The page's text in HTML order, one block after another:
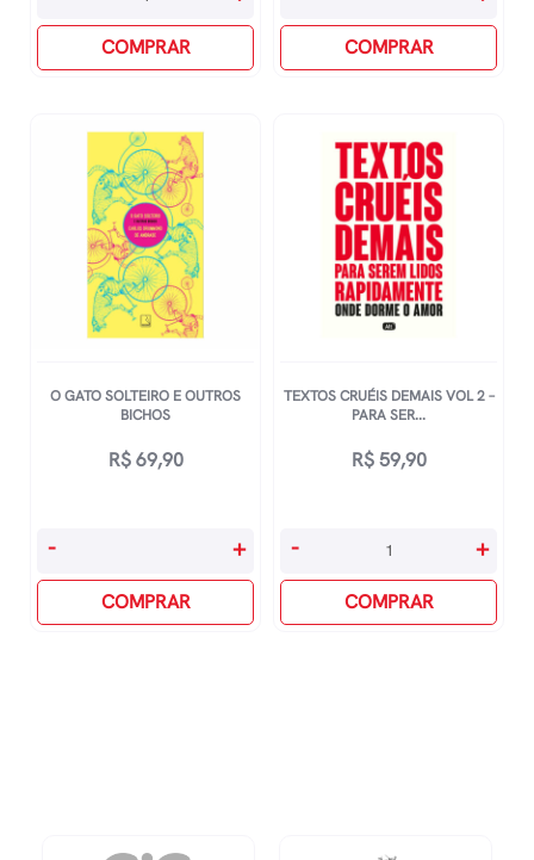
COMPRAR
Esquecer
Para
quantidade
COMPRAR
O GATO SOLTEIRO E OUTROS
BICHOS
R$69,90
O
Solteiro
E
- +
COMPRAR
TEXTOS CRUÉIS DEMAIS VOL 2 –
PARA SER...
R$59,90
Textos
Vol
- +
COMPRAR